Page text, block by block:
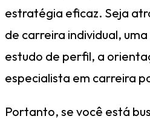
estratégia eficaz. Seja
de carreira individual,
estudo de perfil, a
especialista em carreira
Portanto, se você está